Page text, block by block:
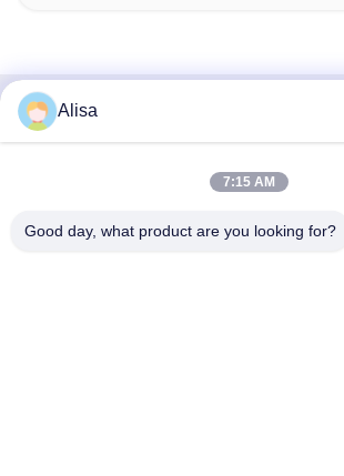
Snel contact
Veinna-de bouw, Chencun, Shunde,
Alisa
7:15 AM
Good day, what product are you looking for?